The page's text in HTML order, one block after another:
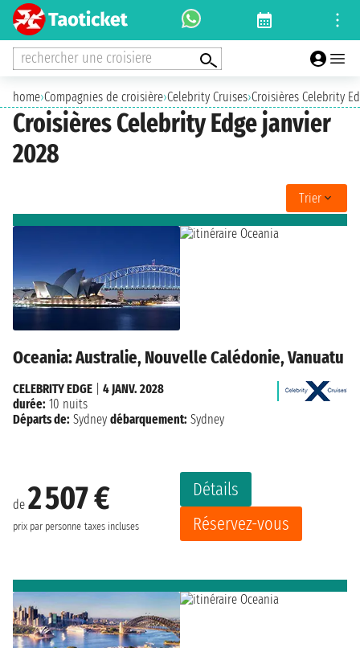
rechercher une croisiere
home›Compagnies de croisière›Celebrity Cruises›Croisières Celebrity
Croisières Celebrity Edge janvier
2028
Trier
Oceania: Australie, Nouvelle Calédonie, Vanuatu
de 2 507 €
prix par personne taxes incluses
Détails
Réservez-vous
CELEBRITY EDGE
4 JANV. 2028
durée: 10 nuits
Départs de: Sydney débarquement: Sydney